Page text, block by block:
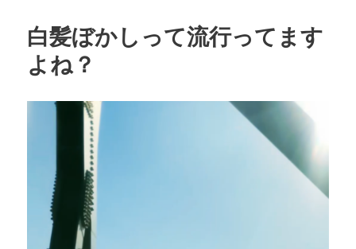
白髪ぼかしって流行ってます
よね？